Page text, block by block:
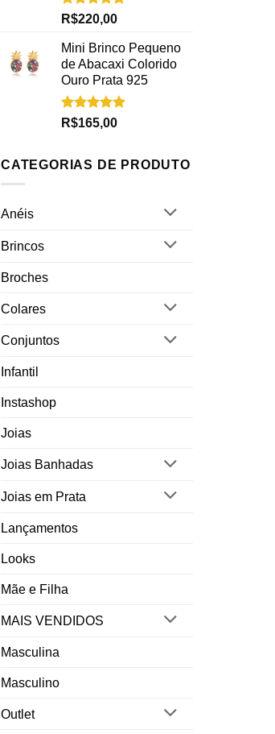
Avaliação
5.00
de 5
R$220,00
Mini Brinco Pequeno
de Abacaxi Colorido
Ouro Prata 925
Avaliação
5.00
de 5
R$165,00
CATEGORIAS DE PRODUTO
Anéis
Brincos
Broches
Colares
Conjuntos
Infantil
Instashop
Joias
Joias Banhadas
Joias em Prata
Lançamentos
Looks
Mãe e Filha
MAIS VENDIDOS
Masculina
Masculino
Outlet